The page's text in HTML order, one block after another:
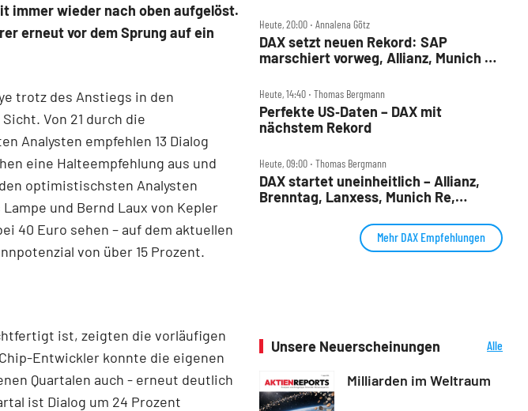
immer wieder nach oben aufgelöst.
erneut vor dem Sprung auf ein
trotz des Anstiegs in den
Von 21 durch die
Analysten empfehlen 13 Dialog
eine Halteempfehlung aus und
optimistischsten Analysten
und Bernd Laux von Kepler
40 Euro sehen – auf dem aktuellen
von über 15 Prozent.
ist, zeigten die vorläufigen
Entwickler konnte die eigenen
Quartalen auch - erneut deutlich
ist Dialog um 24 Prozent
Heute, 20:00 ‧ Annalena Götz
DAX setzt neuen Rekord: SAP
marschiert vorweg, Allianz, Munich Re
Heute, 14:40 ‧ Thomas Bergmann
Perfekte US‑Daten – DAX mit
nächstem Rekord
Heute, 09:00 ‧ Thomas Bergmann
DAX startet uneinheitlich – Allianz,
Brenntag, Lanxess, Munich Re,
Mehr DAX Empfehlungen
Unsere Neuerscheinungen
Alle
Milliarden im Weltraum